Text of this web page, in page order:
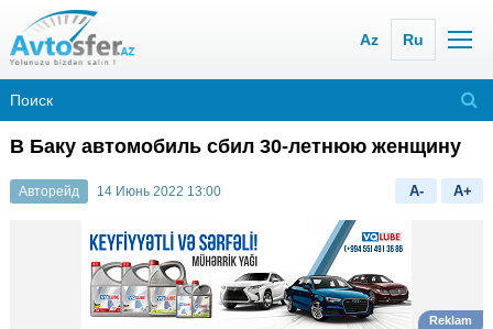
Az Ru
В Баку автомобиль сбил 30-летнюю женщину
Авторейд 14 Июнь 2022 13:00 A- A+